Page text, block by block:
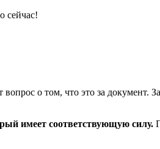
сейчас!
вопрос о том, что это за
имеет соответствующую силу.